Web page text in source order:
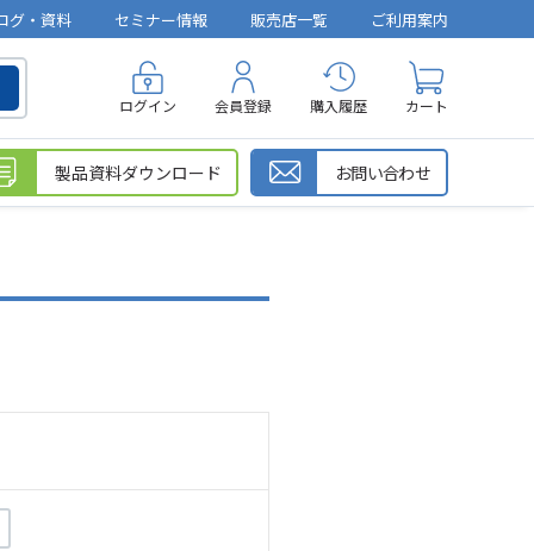
グ・資料 セミナー情報 販売店一覧 ご利用案内
ログイン 会員登録 購入履歴 カート
製品資料ダウンロード お問い合わせ